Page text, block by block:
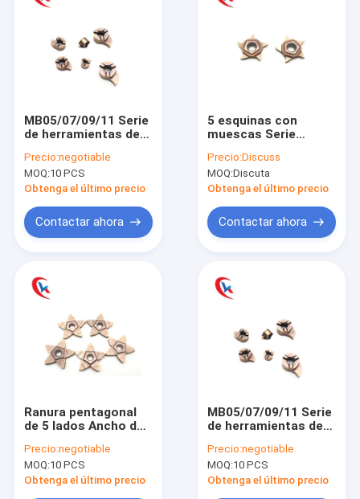
MB05/07/09/11 Serie
de herramientas de
HRA 91.8 para
insertos de ranurado
de carburo para
Precio:negotiable
MOQ:10 PCS
Obtenga el último precio
Contactar ahora
5 esquinas con
muescas Serie
de ranurado de
carburo de larga
duración y bajo
Precio:Discuss
MOQ:Discuta
Obtenga el último precio
Contactar ahora
Ranura pentagonal
de 5 lados Ancho de
Soluciones de
procesamiento de
vanguardia Plaquitas
Precio:negotiable
MOQ:10 PCS
Obtenga el último precio
MB05/07/09/11 Serie
de herramientas de
HRA 91.8 para
insertos de ranurado
de carburo para
Precio:negotiable
MOQ:10 PCS
Obtenga el último precio